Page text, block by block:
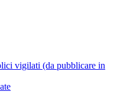
vigilati (da pubblicare in